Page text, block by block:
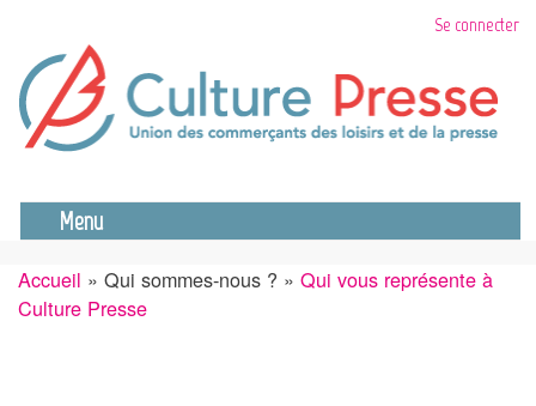
contenu
principal
Se connecter
Se déconnecter
Menu
Fil
Accueil Qui sommes-nous ?
Qui vous représente à
Culture Presse